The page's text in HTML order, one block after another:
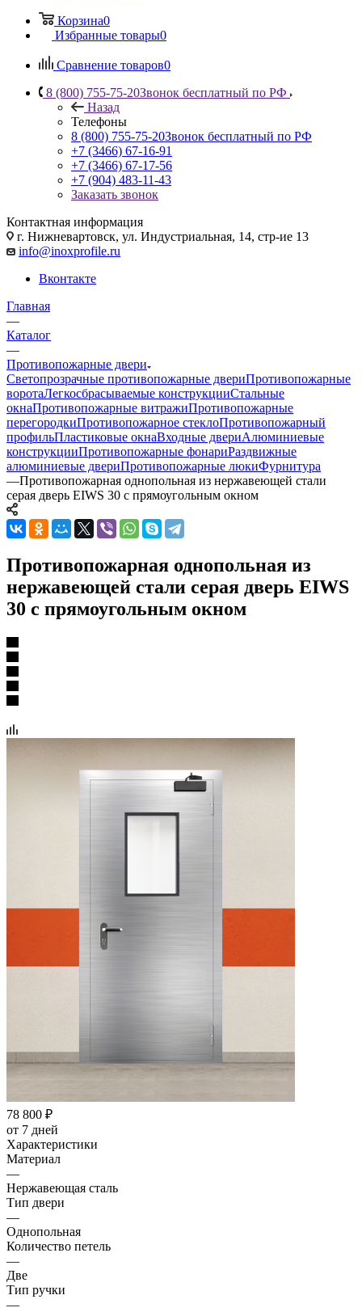
Корзина0
Избранные товары0
Сравнение товаров0
8 (800) 755-75-20Звонок бесплатный по РФ
Назад
Телефоны
8 (800) 755-75-20Звонок бесплатный по РФ
+7 (3466) 67-16-91
+7 (3466) 67-17-56
+7 (904) 483-11-43
Заказать звонок
Контактная информация
г. Нижневартовск, ул. Индустриальная, 14, стр-ие 13
info@inoxprofile.ru
Вконтакте
Главная
—
Каталог
—
Противопожарные двери
Светопрозрачные противопожарные двериПротивопожарные
воротаЛегкосбрасываемые конструкцииСтальные
окнаПротивопожарные витражиПротивопожарные
перегородкиПротивопожарное стеклоПротивопожарный
профильПластиковые окнаВходные двериАлюминиевые
конструкцииПротивопожарные фонариРаздвижные
алюминиевые двериПротивопожарные люкиФурнитура
—Противопожарная однопольная из нержавеющей стали
серая дверь EIWS 30 с прямоугольным окном
Противопожарная однопольная из
нержавеющей стали серая дверь EIWS
30 с прямоугольным окном
78 800 ₽
от 7 дней
Характеристики
Материал
—
Нержавеющая сталь
Тип двери
—
Однопольная
Количество петель
—
Две
Тип ручки
—